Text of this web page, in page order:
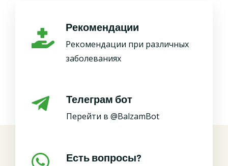
Рекомендации
Рекомендации при различных
заболеваниях
Телеграм бот
Перейти в @BalzamBot
Есть вопросы?